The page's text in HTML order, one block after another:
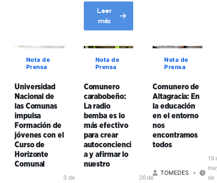
académica
territorial
Leer
más
about
Universidad
de
las
Comunas
conversatorio
«Venezuela
nace
en
el
Esequibo»
que
la
planificación
es
clave
para
el
ejercicio
del
poder
Nota de
Prensa
Universidad
Nacional de
las Comunas
impulsa
Formación de
jóvenes con el
Curso de
Horizonte
Comunal
3 de
Nota de
Prensa
Comunero
carabobeño:
La radio
bemba es lo
más efectivo
para crear
autoconcienci
a y afirmar lo
nuestro
26 de
Nota de
Prensa
Comunero de
Altagracia: En
la educación
en el entorno
nos
encontramos
todos
TOMEDES
19
de